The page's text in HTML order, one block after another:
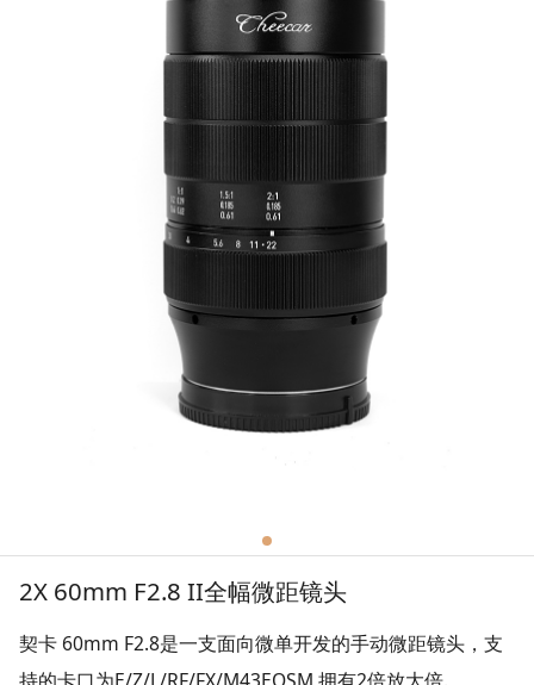
2X 60mm F2.8 II全幅微距镜头
契卡 60mm F2.8是一支面向微单开发的手动微距镜头，支